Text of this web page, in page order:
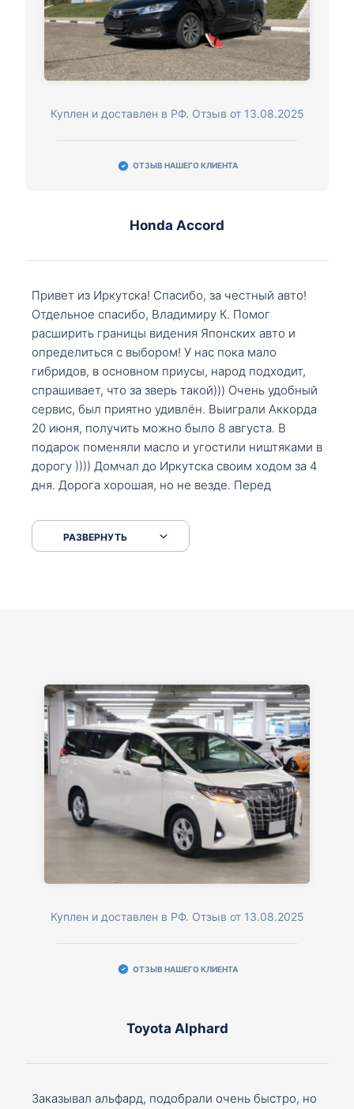
Куплен и доставлен в РФ. Отзыв от 13.08.2025
ОТЗЫВ НАШЕГО КЛИЕНТА
Honda Accord
Привет из Иркутска! Спасибо, за честный авто!
Отдельное спасибо, Владимиру К. Помог
расширить границы видения Японских авто и
определиться с выбором! У нас пока мало
гибридов, в основном приусы, народ подходит,
спрашивает, что за зверь такой))) Очень удобный
сервис, был приятно удивлён. Выиграли Аккорда
20 июня, получить можно было 8 августа. В
подарок поменяли масло и угостили ништяками в
дорогу )))) Домчал до Иркутска своим ходом за 4
дня. Дорога хорошая, но не везде. Перед
серпантинах по пути следования.
РАЗВЕРНУТЬ
Куплен и доставлен в РФ. Отзыв от 13.08.2025
ОТЗЫВ НАШЕГО КЛИЕНТА
Toyota Alphard
Заказывал альфард, подобрали очень быстро, но